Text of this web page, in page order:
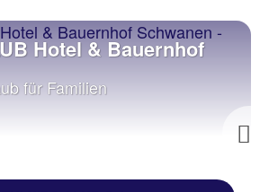
Hotel & Bauernhof
für Familien